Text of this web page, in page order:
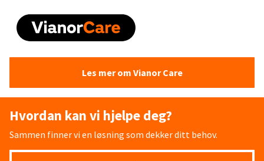
Les mer om Vianor Care
Hvordan kan vi hjelpe deg?
Sammen finner vi en løsning som dekker ditt behov.